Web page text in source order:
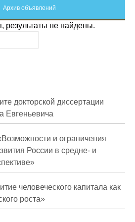
коррупции
СМИ
Архив объявлений
результаты не найдены.
докторской диссертации
Евгеньевича
и ограничения
России в средне- и
человеческого капитала как
роста»